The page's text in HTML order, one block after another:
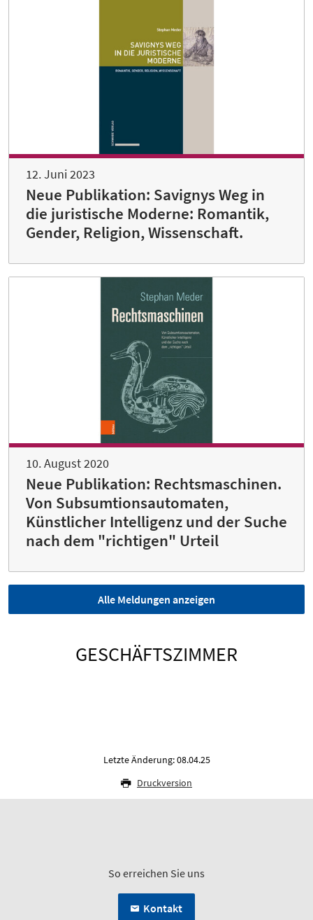
12. Juni 2023
Neue Publikation: Savignys Weg in
die juristische Moderne: Romantik,
Gender, Religion, Wissenschaft.
10. August 2020
Neue Publikation: Rechtsmaschinen.
Von Subsumtionsautomaten,
Künstlicher Intelligenz und der Suche
nach dem "richtigen" Urteil
Alle Meldungen anzeigen
GESCHÄFTSZIMMER
Letzte Änderung: 08.04.25
Druckversion
So erreichen Sie uns
Kontakt